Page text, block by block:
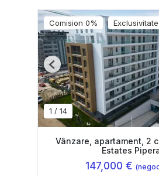
Comision 0% Exclusivitate
1 / 14
Previous
Vânzare, apartament, 2
Estates
147,000 €